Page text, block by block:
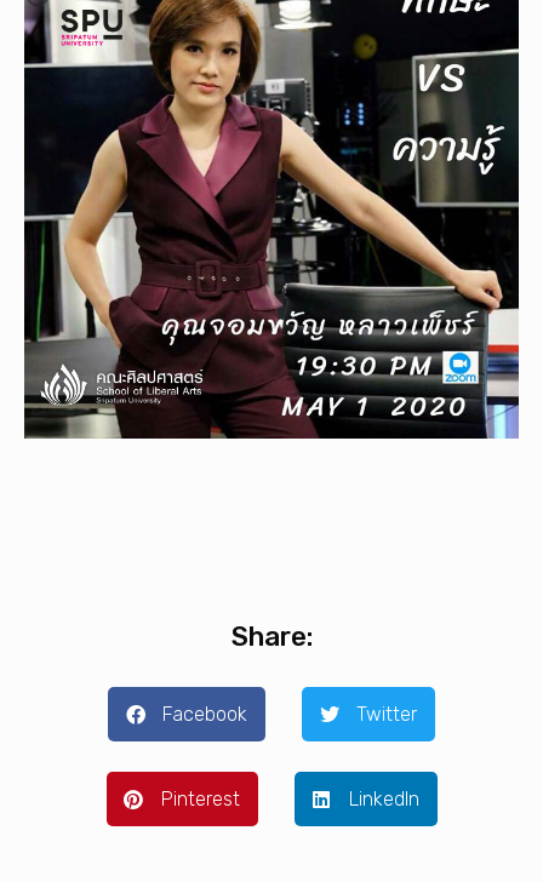
Share:
Facebook Twitter
Pinterest LinkedIn